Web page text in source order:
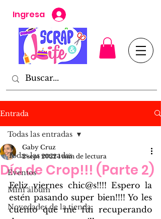
Ingresa
Entrada
Todas las entradas
Eventos
Mini álbum
Novedades de la tienda
Todas las entradas
Día de Crop!!! (Parte 2)
Gaby Cruz
2 sept 2022 1 min de lectura
Feliz viernes chic@s!!!! Espero la
estén pasando super bien!!!! Yo les
cuento que me fui recuperando